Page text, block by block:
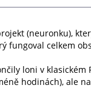
(neuronku),
fungoval celkem
loni v
hodinách), ale